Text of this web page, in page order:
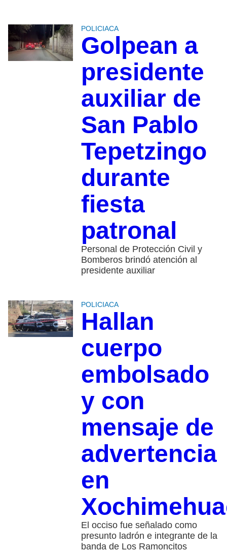
POLICIACA
Golpean a
presidente
auxiliar de
San Pablo
Tepetzingo
durante
fiesta
patronal
Personal de Protección Civil y
Bomberos brindó atención al
presidente auxiliar
POLICIACA
Hallan
cuerpo
embolsado
y con
mensaje de
advertencia
en
El occiso fue señalado como
presunto ladrón e integrante de la
banda de Los Ramoncitos